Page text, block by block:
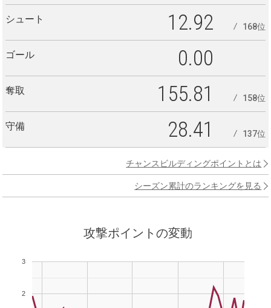
シュート 12.92 168位
ゴール 0.00
奪取 155.81 158位
守備 28.41 137位
チャンスビルディングポイントとは
シーズン累計のランキングを見る
攻撃ポイントの変動
2
3